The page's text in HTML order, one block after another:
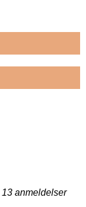
13 anmeldelser